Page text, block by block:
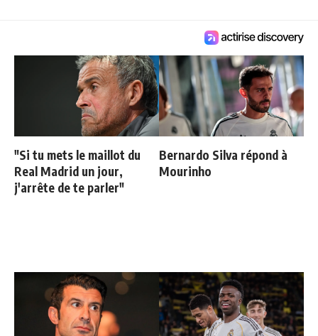
"Si tu mets le maillot du
Real Madrid un jour,
j'arrête de te parler"
Bernardo Silva répond à
Mourinho